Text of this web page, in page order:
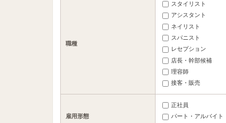
職種
スタイリスト
アシスタント
ネイリスト
スパニスト
レセプション
店長・幹部候補
理容師
接客・販売
雇用形態
正社員
パート・アルバイト